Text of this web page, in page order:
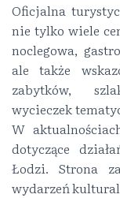
Oficjalna
nie tylko wiele
noclegowa,
ale także
zabytków,
wycieczek
W
dotyczące
Łodzi. Strona
wydarzeń